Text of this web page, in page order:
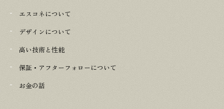
エスコネについて
デザインについて
高い技術と性能
保証・アフターフォローについて
お金の話